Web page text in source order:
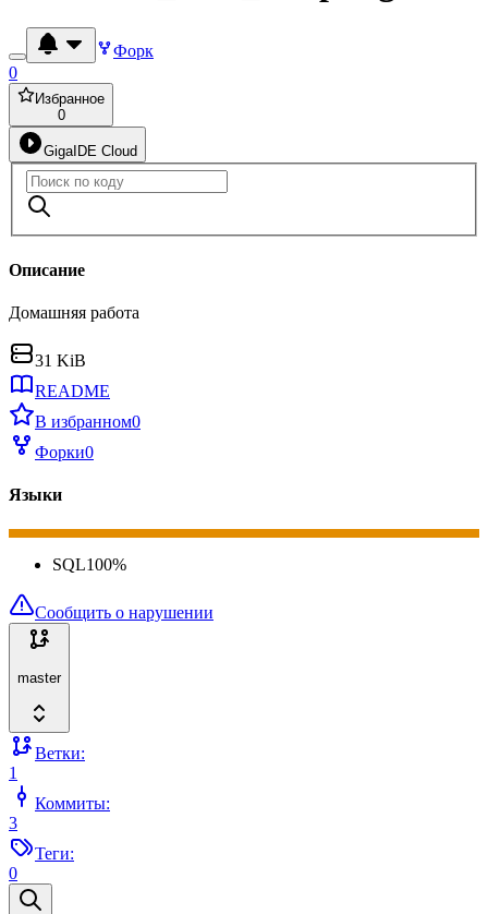
Форк
0
Избранное
0
GigaIDE Cloud
Описание
Домашняя работа
31 KiB
README
В избранном0
Форки0
Языки
SQL100%
Сообщить о нарушении
master
Ветки:
1
Коммиты:
3
Теги:
0